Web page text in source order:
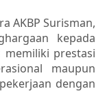
AKBP Surisman,
kepada
memiliki prestasi
maupun
dengan